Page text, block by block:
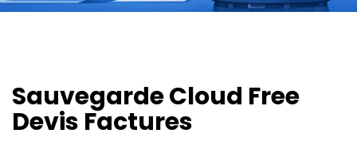
Sauvegarde Cloud Free
Devis Factures